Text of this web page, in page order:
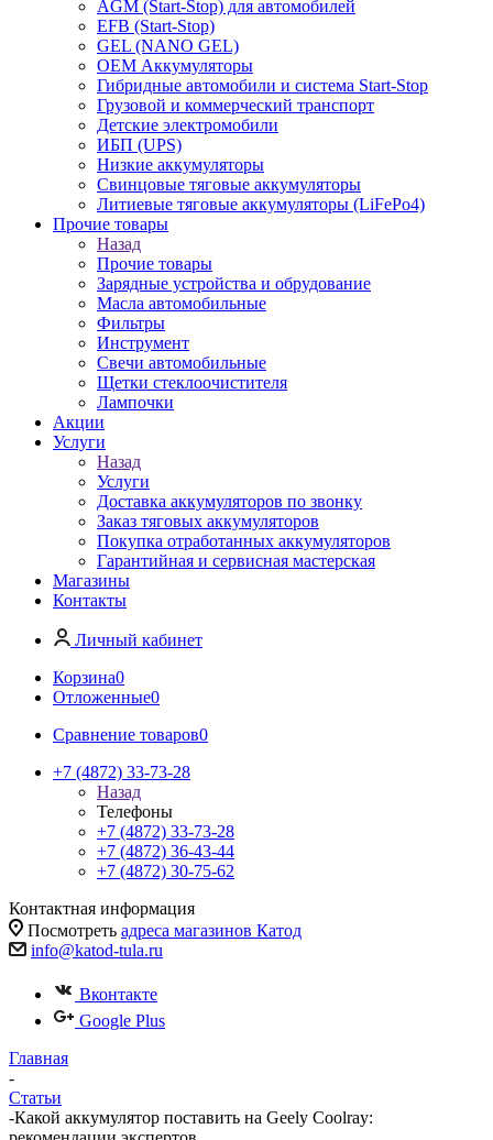
AGM (Start-Stop) для автомобилей
EFB (Start-Stop)
GEL (NANO GEL)
OEM Аккумуляторы
Гибридные автомобили и система Start-Stop
Грузовой и коммерческий транспорт
Детские электромобили
ИБП (UPS)
Низкие аккумуляторы
Свинцовые тяговые аккумуляторы
Литиевые тяговые аккумуляторы (LiFePo4)
Прочие товары
Назад
Прочие товары
Зарядные устройства и обрудование
Масла автомобильные
Фильтры
Инструмент
Свечи автомобильные
Щетки стеклоочистителя
Лампочки
Акции
Услуги
Назад
Услуги
Доставка аккумуляторов по звонку
Заказ тяговых аккумуляторов
Покупка отработанных аккумуляторов
Гарантийная и сервисная мастерская
Магазины
Контакты
Личный кабинет
Корзина0
Отложенные0
Сравнение товаров0
+7 (4872) 33-73-28
Назад
Телефоны
+7 (4872) 33-73-28
+7 (4872) 36-43-44
+7 (4872) 30-75-62
Контактная информация
Посмотреть адреса магазинов Катод
info@katod-tula.ru
Вконтакте
Google Plus
Главная
-
Статьи
-Какой аккумулятор поставить на Geely Coolray: